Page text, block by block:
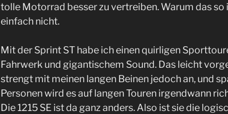
tolle Motorrad besser zu vertreiben. Warum das so
einfach nicht.
Mit der Sprint ST habe ich einen quirligen
Fahrwerk und gigantischem Sound. Das leicht
strengt mit meinen langen Beinen jedoch an, und
Personen wird es auf langen Touren irgendwann
Die 1215 SE ist da ganz anders. Also ist sie die